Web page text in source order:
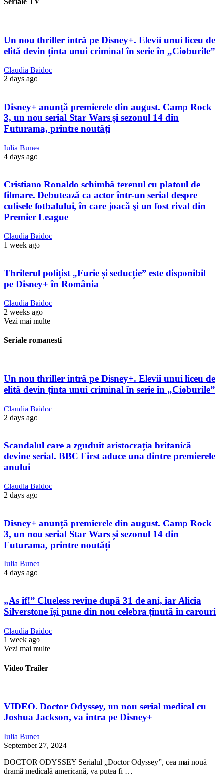
Un nou thriller intră pe Disney+. Elevii unui liceu de
elită devin ținta unui criminal în serie în „Cioburile”
Claudia Baidoc
2 days ago
Disney+ anunță premierele din august. Camp Rock
3, un nou serial Star Wars și sezonul 14 din
Futurama, printre noutăți
Iulia Bunea
4 days ago
Cristiano Ronaldo schimbă terenul cu platoul de
filmare. Debutează ca actor într-un serial despre
culisele fotbalului, în care joacă şi un fost rival din
Premier League
Claudia Baidoc
1 week ago
Thrilerul polițist „Furie și seducție” este disponibil
pe Disney+ în România
Claudia Baidoc
2 weeks ago
Vezi mai multe
Seriale romanesti
Un nou thriller intră pe Disney+. Elevii unui liceu de
elită devin ținta unui criminal în serie în „Cioburile”
Claudia Baidoc
2 days ago
Scandalul care a zguduit aristocrația britanică
devine serial. BBC First aduce una dintre premierele
anului
Claudia Baidoc
2 days ago
Disney+ anunță premierele din august. Camp Rock
3, un nou serial Star Wars și sezonul 14 din
Futurama, printre noutăți
Iulia Bunea
4 days ago
„As if!” Clueless revine după 31 de ani, iar Alicia
Silverstone își pune din nou celebra ținută în carouri
Claudia Baidoc
1 week ago
Vezi mai multe
Video Trailer
VIDEO. Doctor Odyssey, un nou serial medical cu
Joshua Jackson, va intra pe Disney+
Iulia Bunea
September 27, 2024
DOCTOR ODYSSEY Serialul „Doctor Odyssey”, cea mai nouă
dramă medicală americană, va putea fi …